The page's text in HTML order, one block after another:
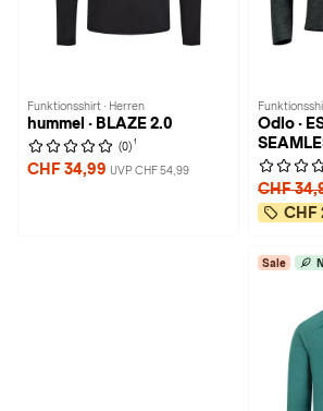
Funktionsshirt · Herren
hummel · BLAZE 2.0
(0) 1
CHF 34,99 UVP CHF 54,99
Odlo ·
CHF
CHF
Sale